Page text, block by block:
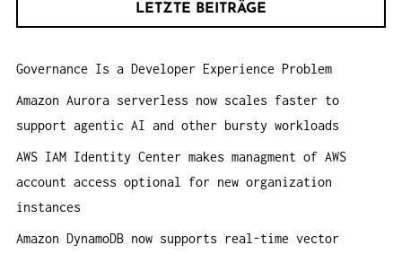
N
a
c
h
LETZTE BEITRÄGE
Governance Is a Developer Experience Problem
Amazon Aurora serverless now scales faster to
support agentic AI and other bursty workloads
AWS IAM Identity Center makes managment of AWS
account access optional for new organization
instances
Amazon DynamoDB now supports real-time vector